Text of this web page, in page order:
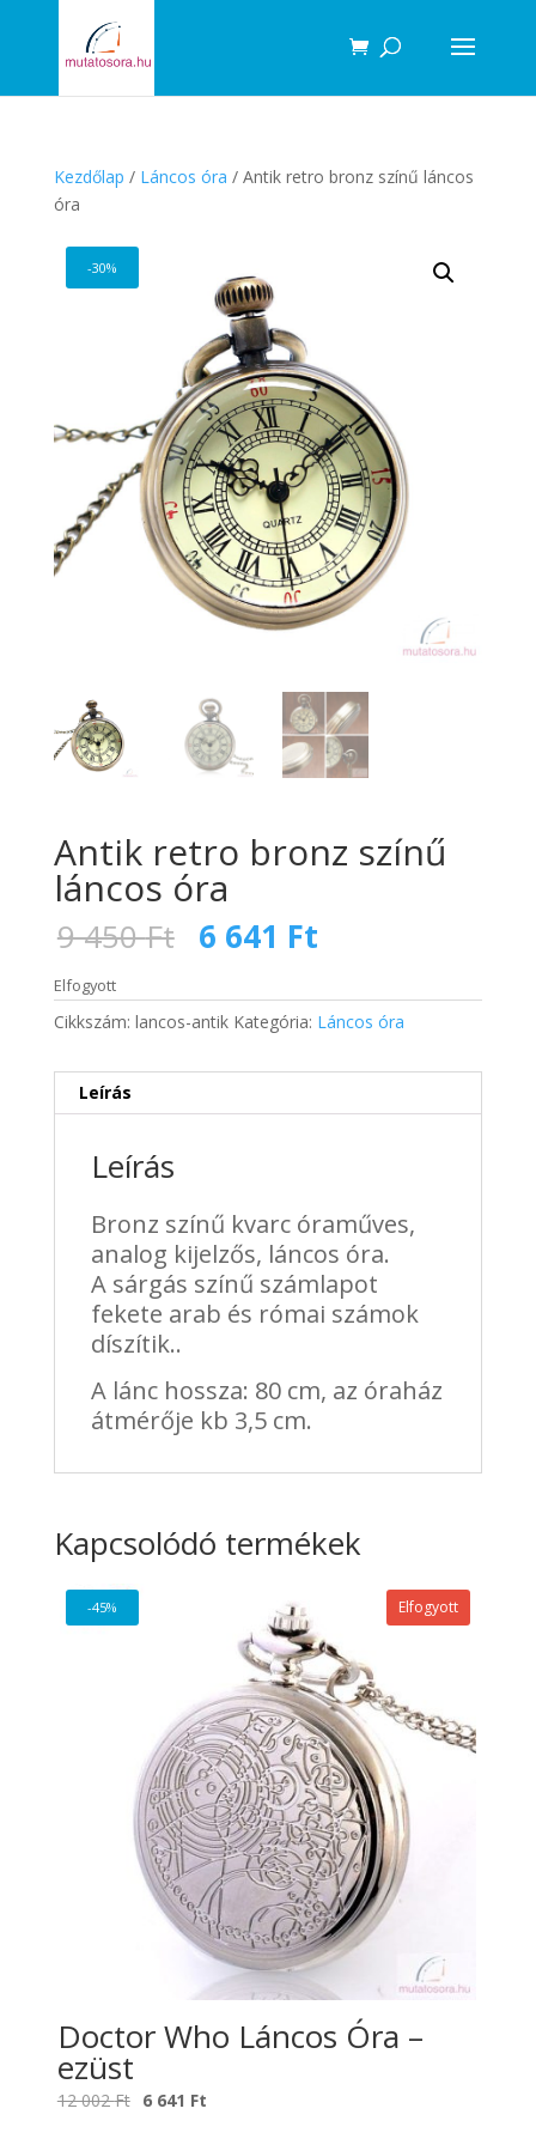
Kezdőlap / Láncos óra / Antik retro bronz színű láncos
óra
-30%
Antik retro bronz színű
láncos óra
9 450Ft Original
price
was:
9
450 Ft.
6 641 Ft
is:
6
Elfogyott
Cikkszám: lancos-antik Kategória: Láncos óra
Leírás
Leírás
Bronz színű kvarc óraműves,
analog kijelzős, láncos óra.
A sárgás színű számlapot
fekete arab és római számok
díszítik..
A lánc hossza: 80 cm, az óraház
átmérője kb 3,5 cm.
Kapcsolódó termékek
-45% Elfogyott
Doctor Who Láncos Óra –
ezüst
12 002Ft Original
6 641 Ft